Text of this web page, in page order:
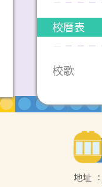
校曆表
校歌
地址 :